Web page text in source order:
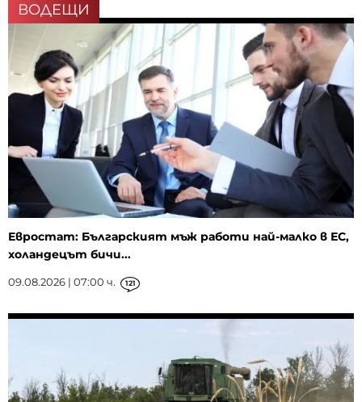
ВОДЕЩИ
Евростат: Българският мъж работи най-малко в ЕС,
холандецът бичи...
09.08.2026 | 07:00 ч. 121